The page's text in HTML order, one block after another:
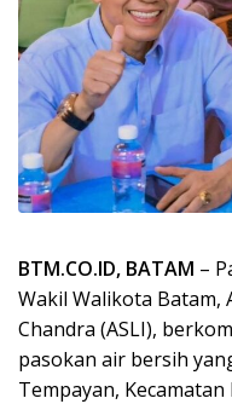
BTM.CO.ID, BATAM –
Wakil Walikota Batam,
Chandra (ASLI),
pasokan air bersih
Tempayan,